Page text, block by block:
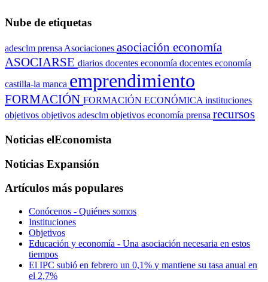
Nube de etiquetas
adesclm prensa Asociaciones asociación economía
ASOCIARSE diarios docentes economía docentes economía
castilla-la manca emprendimiento
FORMACIÓN FORMACIÓN ECONÓMICA instituciones
objetivos objetivos adesclm objetivos economía prensa recursos
Noticias elEconomista
Noticias Expansión
Artículos más populares
Conócenos - Quiénes somos
Instituciones
Objetivos
Educación y economía - Una asociación necesaria en estos
tiempos
El IPC subió en febrero un 0,1% y mantiene su tasa anual en
el 2,7%